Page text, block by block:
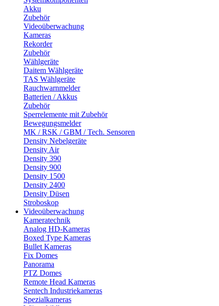
Akku
Zubehör
Videoüberwachung
Kameras
Rekorder
Zubehör
Wählgeräte
Daitem Wählgeräte
TAS Wählgeräte
Rauchwarnmelder
Batterien / Akkus
Zubehör
Sperrelemente mit Zubehör
Bewegungsmelder
MK / RSK / GBM / Tech. Sensoren
Density Nebelgeräte
Density Air
Density 390
Density 900
Density 1500
Density 2400
Density Düsen
Stroboskop
Videoüberwachung
Kameratechnik
Analog HD-Kameras
Boxed Type Kameras
Bullet Kameras
Fix Domes
Panorama
PTZ Domes
Remote Head Kameras
Sentech Industriekameras
Spezialkameras